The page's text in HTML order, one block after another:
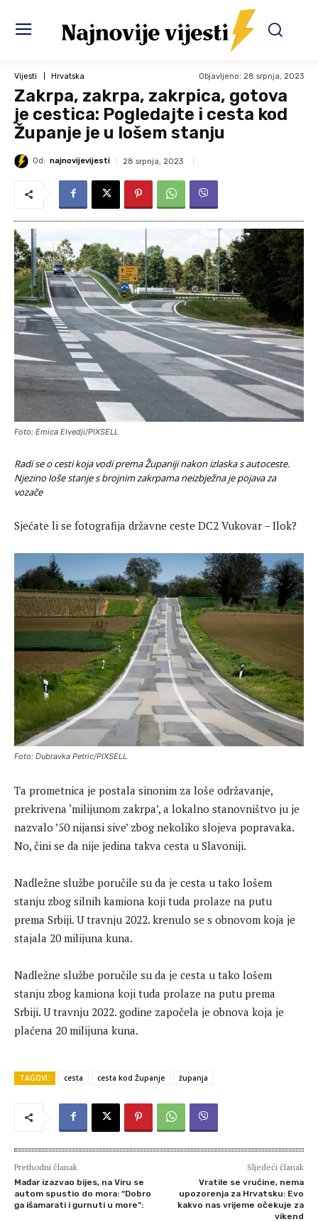
Vijesti Hrvatska Objavljeno: 28 srpnja, 2023
Zakrpa, zakrpa, zakrpica, gotova
je cestica: Pogledajte i cesta kod
Županje je u lošem stanju
Od: najnovijevijesti 28 srpnja, 2023
Foto: Emica Elvedji/PIXSELL
Radi se o cesti koja vodi prema Županiji nakon izlaska s autoceste.
Njezino loše stanje s brojnim zakrpama neizbježna je pojava za
vozače
Sjećate li se fotografija državne ceste DC2 Vukovar – Ilok?
Foto: Dubravka Petric/PIXSELL
Ta prometnica je postala sinonim za loše održavanje,
prekrivena ‘milijunom zakrpa’, a lokalno stanovništvo ju je
nazvalo ’50 nijansi sive’ zbog nekoliko slojeva popravaka.
No, čini se da nije jedina takva cesta u Slavoniji.
Nadležne službe poručile su da je cesta u tako lošem
stanju zbog silnih kamiona koji tuda prolaze na putu
prema Srbiji. U travnju 2022. krenulo se s obnovom koja je
stajala 20 milijuna kuna.
Nadležne službe poručile su da je cesta u tako lošem
stanju zbog kamiona koji tuda prolaze na putu prema
Srbiji. U travnju 2022. godine započela je obnova koja je
plaćena 20 milijuna kuna.
TAGOVI: cesta cesta kod Županje županja
Prethodni članak
Mađar izazvao bijes, na Viru se
autom spustio do mora: “Dobro
ga išamarati i gurnuti u more”:
Sljedeći članak
Vratile se vrućine, nema
upozorenja za Hrvatsku: Evo
kakvo nas vrijeme očekuje za
vikend